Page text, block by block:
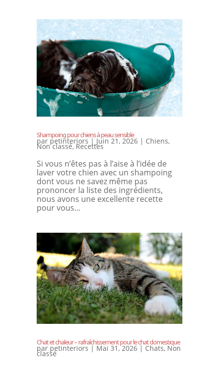
Shampoing pour chiens à peau sensible
par petinteriors | Juin 21, 2026| Chiens,
Non classé,Recettes
Si vous n’êtes pas à l’aise à l’idée de
laver votre chien avec un shampoing
dont vous ne savez même pas
prononcer la liste des ingrédients,
nous avons une excellente recette
pour vous…
Chat et chaleur – rafraîchissement pour le chat domestique
par petinteriors | Mai 31, 2026| Chats, Non
classé